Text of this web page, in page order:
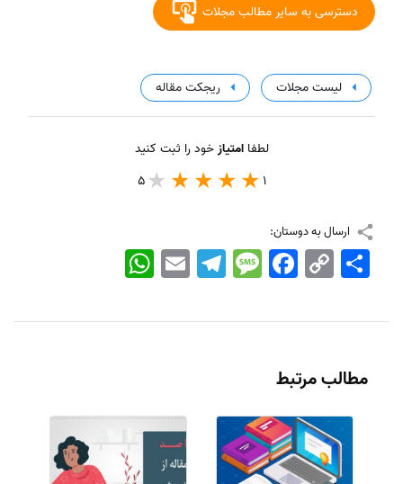
دسترسی به سایر مطالب مجلات
لیست مجلات ریجکت مقاله
لطفاامتیازخود را ثبت کنید
1
5
ارسال به دوستان:
WhatsApp EmailTelegramMessageFacebook Copy
Link
اشتراک
مطالب مرتبط